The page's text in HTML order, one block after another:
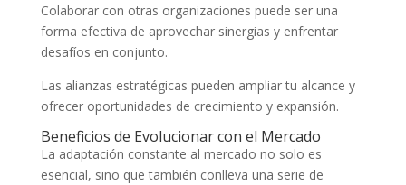
Colaborar con otras organizaciones puede ser una
forma efectiva de aprovechar sinergias y enfrentar
desafíos en conjunto.
Las alianzas estratégicas pueden ampliar tu alcance y
ofrecer oportunidades de crecimiento y expansión.
Beneficios de Evolucionar con el Mercado
La adaptación constante al mercado no solo es
esencial, sino que también conlleva una serie de